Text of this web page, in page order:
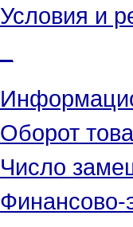
Условия и
Оборот
Число
Финансово-